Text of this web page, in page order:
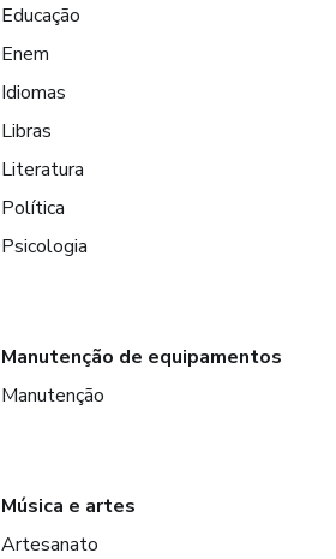
Educação
Enem
Idiomas
Libras
Literatura
Política
Psicologia
Manutenção de equipamentos
Manutenção
Música e artes
Artesanato